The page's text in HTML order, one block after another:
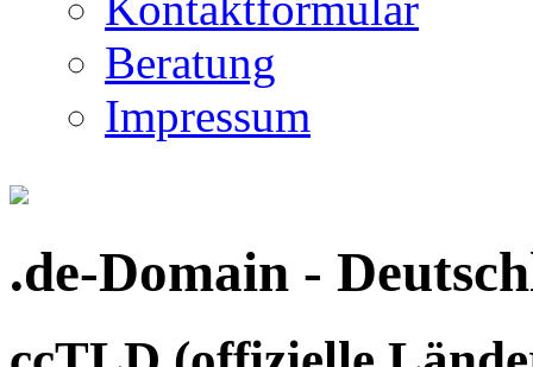
Beratung
Impressum
.de-Domain -